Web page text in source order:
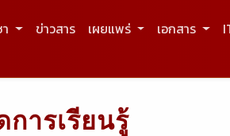
ข่าวสาร เผยแพร่ เอกสาร
ารเรียนรู้